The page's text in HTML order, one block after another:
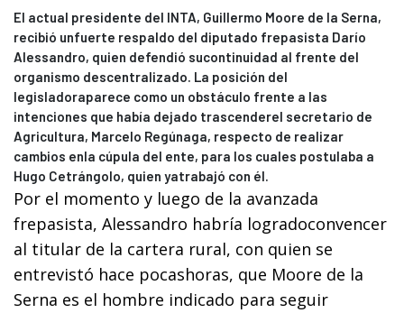
El actual presidente del INTA, Guillermo Moore de la Serna,
recibió unfuerte respaldo del diputado frepasista Darío
Alessandro, quien defendió sucontinuidad al frente del
organismo descentralizado. La posición del
legisladoraparece como un obstáculo frente a las
intenciones que había dejado trascenderel secretario de
Agricultura, Marcelo Regúnaga, respecto de realizar
cambios enla cúpula del ente, para los cuales postulaba a
Hugo Cetrángolo, quien yatrabajó con él.
Por el momento y luego de la avanzada
frepasista, Alessandro habría logradoconvencer
al titular de la cartera rural, con quien se
entrevistó hace pocashoras, que Moore de la
Serna es el hombre indicado para seguir